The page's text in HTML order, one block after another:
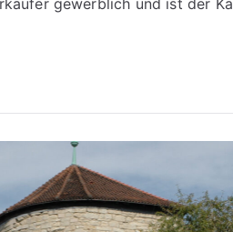
gewerblich und ist der